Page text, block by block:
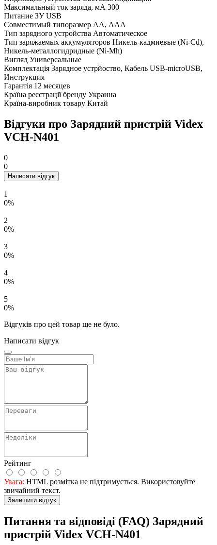
Максимальный ток заряда, мА 300
Питание ЗУ USB
Совместимый типоразмер АА, ААА
Тип зарядного устройства Автоматическое
Тип заряжаемых аккумуляторов Никель-кадмиевые (Ni-Cd),
Никель-металлогидридные (Ni-Mh)
Вигляд Универсальные
Комплектація Зарядное устрйоство, Кабель USB-microUSB,
Инструкция
Гарантія 12 месяцев
Країна реєстрації бренду Украина
Країна-виробник товару Китай
Відгуки про Зарядний пристрій Videx
VCH-N401
0
0
Написати відгук
1
0%
2
0%
3
0%
4
0%
5
0%
Відгуків про цей товар ще не було.
Написати відгук
Рейтинг
Увага: HTML розмітка не підтримується. Використовуйте
звичайний текст.
Залишити відгук
Питання та відповіді (FAQ) Зарядний
пристрій Videx VCH-N401